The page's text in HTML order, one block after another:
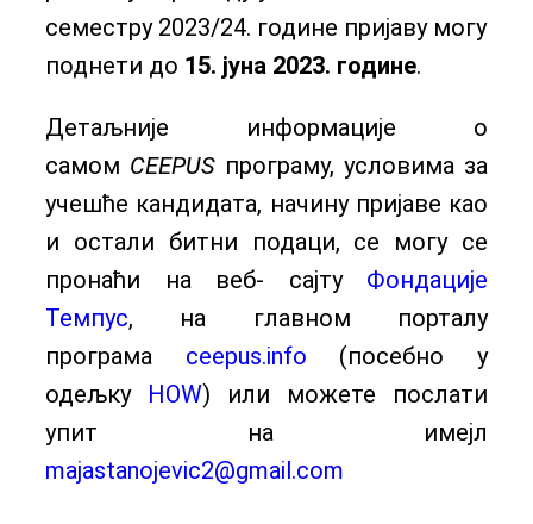
семестру 2023/24. године пријаву могу
поднети до 15. јуна 2023. године.
Детаљније информације о
самом CEEPUS програму, условима за
учешће кандидата, начину пријаве као
и остали битни подаци, се могу се
пронаћи на веб- сајту Фондације
Темпус, на главном порталу
програма ceepus.info (посебно у
одељку HOW) или можете послати
упит на имејл
majastanojevic2@gmail.com